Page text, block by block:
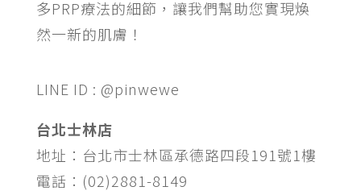
多PRP療法的細節，讓我們幫助您實現煥
然一新的肌膚！
LINE ID : @pinwewe
台北士林店
地址：台北市士林區承德路四段191號1樓
電話：(02)2881-8149